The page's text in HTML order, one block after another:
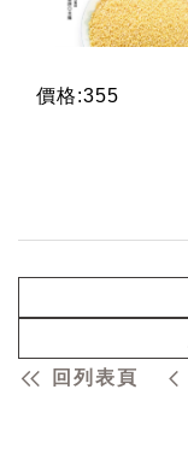
價格:355
回列表頁